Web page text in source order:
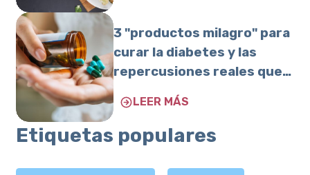
3 "productos milagro" para
curar la diabetes y las
repercusiones reales que
tienen en tu salud
LEER MÁS
Etiquetas populares